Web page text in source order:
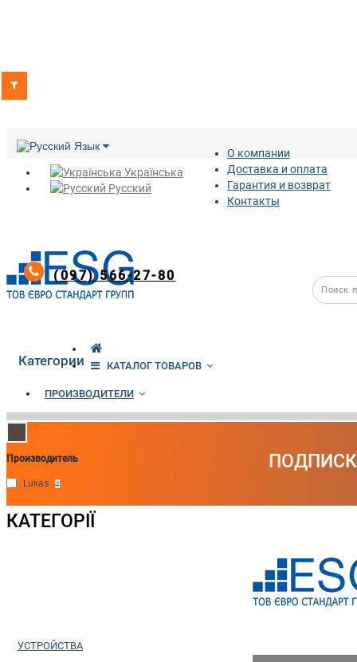
Язык
Українська
Русский
О компании
Доставка и оплата
Гарантия и возврат
Контакты
(097) 566-27-80
Категории КАТАЛОГ ТОВАРОВ
ПРОИЗВОДИТЕЛИ
Производитель
Lukas 4
КАТЕГОРІЇ
УСТРОЙСТВА